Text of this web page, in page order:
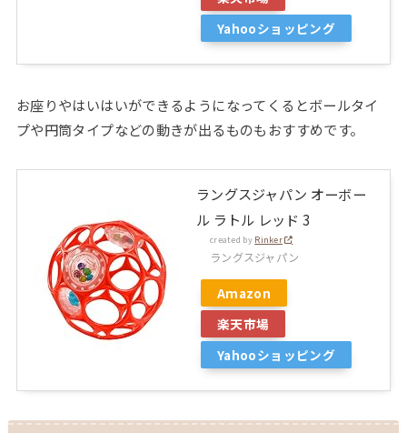
Yahooショッピング
お座りやはいはいができるようになってくるとボールタイ
プや円筒タイプなどの動きが出るものもおすすめです。
ラングスジャパン オーボー
ル ラトル レッド 3
created by Rinker
ラングスジャパン
Amazon
楽天市場
Yahooショッピング